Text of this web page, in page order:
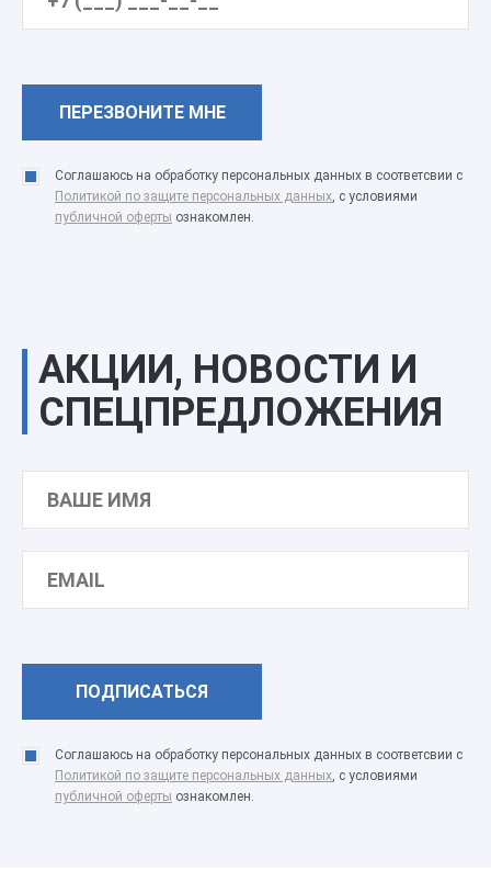
Соглашаюсь на обработку персональных данных в соответсвии с
Политикой по защите персональных данных, с условиями
публичной оферты ознакомлен.
АКЦИИ, НОВОСТИ И
СПЕЦПРЕДЛОЖЕНИЯ
Соглашаюсь на обработку персональных данных в соответсвии с
Политикой по защите персональных данных, с условиями
публичной оферты ознакомлен.